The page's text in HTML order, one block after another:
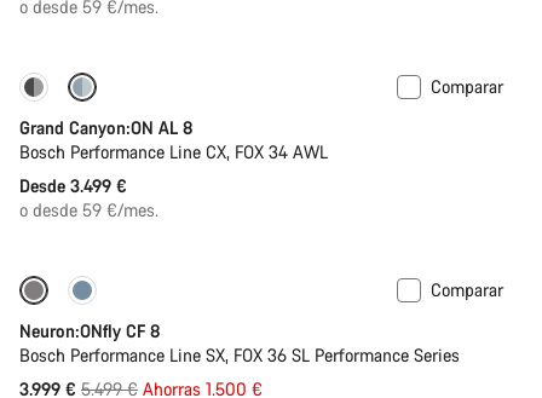
o desde 59 €/mes.
Tija telescópica
Comparar
Grand Canyon:ON AL 8
Bosch Performance Line CX, FOX 34 AWL
Desde 3.499 €
o desde 59 €/mes.
-27%
Comparar
Neuron:ONfly CF 8
Bosch Performance Line SX, FOX 36 SL Performance Series
3.999 € Precio
5.499 € Ahorras 1.500 €